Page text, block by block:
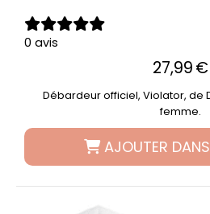
0 avis
27,99€
Débardeur officiel, Violator, de
femme.
AJOUTER